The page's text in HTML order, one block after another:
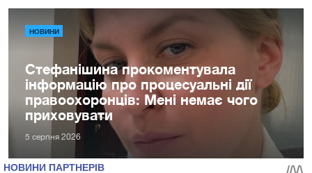
НОВИНИ
Стефанішина прокоментувала
інформацію про процесуальні дії
правоохоронців: Мені немає чого
приховувати
5 серпня 2026